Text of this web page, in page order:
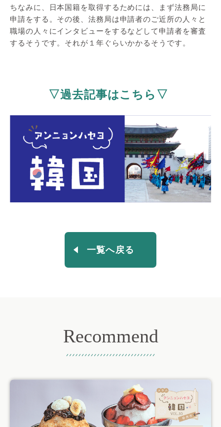
ちなみに、日本国籍を取得するためには、まず法務局に
申請をする。その後、法務局は申請者のご近所の人々と
職場の人々にインタビューをするなどして申請者を審査
するそうです。それが１年ぐらいかかるそうです。
▽過去記事はこちら▽
一覧へ戻る
Recommend